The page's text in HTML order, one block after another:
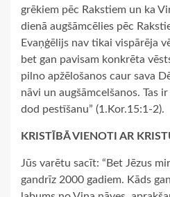
grēkiem pēc Rakstiem un ka
dienā augšāmcēlies pēc
Evaņģēlijs nav tikai vispārēja
bet gan pavisam konkrēta
pilno apžēlošanos caur sava
nāvi un augšāmcelšanos. Tas
dod pestīšanu” (1.Kor.15:1-2).
KRISTĪBĀ VIENOTI AR
Jūs varētu sacīt: “Bet Jēzus
gandrīz 2000 gadiem. Kāds